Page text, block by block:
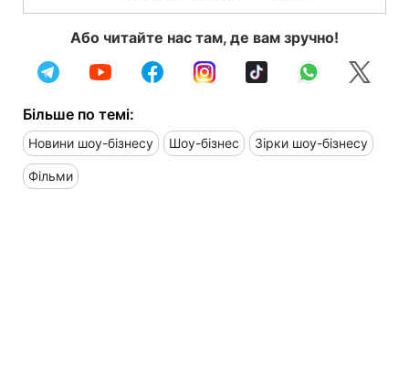
Або читайте нас там, де вам зручно!
Більше по темі:
Новини шоу-бізнесу Шоу-бізнес Зірки шоу-бізнесу
Фільми